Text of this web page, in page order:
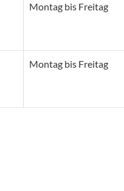
Montag bis Freitag
Montag bis Freitag